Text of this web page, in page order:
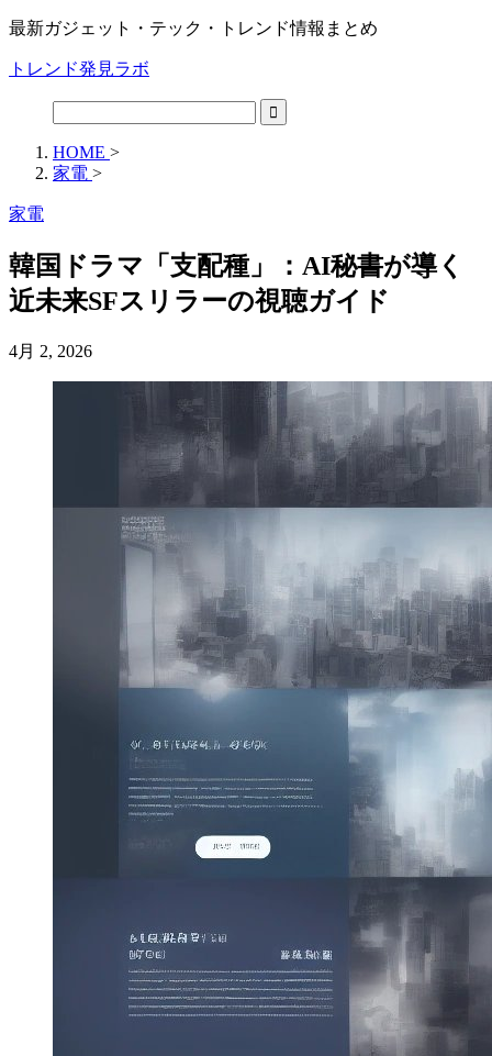
最新ガジェット・テック・トレンド情報まとめ
トレンド発見ラボ
HOME >
家電 >
家電
韓国ドラマ「支配種」：AI秘書が導く
近未来SFスリラーの視聴ガイド
4月 2, 2026